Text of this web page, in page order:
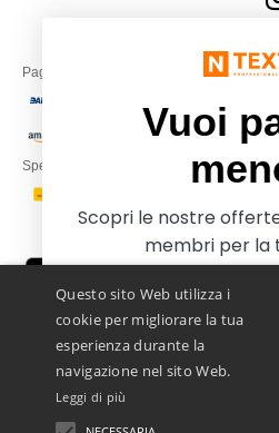
Paga con
Spediamo con
Netenders Italy SRL — Registered
Questo sito Web utilizza i
cookie per migliorare la tua
esperienza durante la
navigazione nel sito Web.
Leggi di più
Vuoi
Scopri le nostre
membri per la